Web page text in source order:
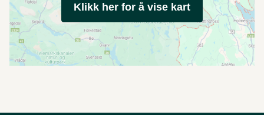
Klikk her for å vise kart